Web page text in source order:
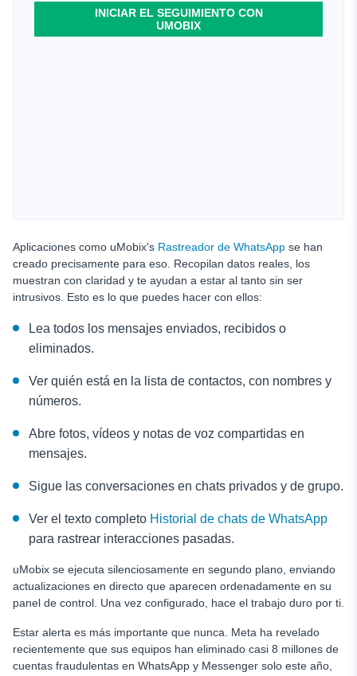
INICIAR EL SEGUIMIENTO CON
UMOBIX
Aplicaciones como uMobix's Rastreador de WhatsApp se han
creado precisamente para eso. Recopilan datos reales, los
muestran con claridad y te ayudan a estar al tanto sin ser
intrusivos. Esto es lo que puedes hacer con ellos:
Lea todos los mensajes enviados, recibidos o
eliminados.
Ver quién está en la lista de contactos, con nombres y
números.
Abre fotos, vídeos y notas de voz compartidas en
mensajes.
Sigue las conversaciones en chats privados y de grupo.
Ver el texto completo Historial de chats de WhatsApp
para rastrear interacciones pasadas.
uMobix se ejecuta silenciosamente en segundo plano, enviando
actualizaciones en directo que aparecen ordenadamente en su
panel de control. Una vez configurado, hace el trabajo duro por ti.
Estar alerta es más importante que nunca. Meta ha revelado
recientemente que sus equipos han eliminado casi 8 millones de
cuentas fraudulentas en WhatsApp y Messenger solo este año,